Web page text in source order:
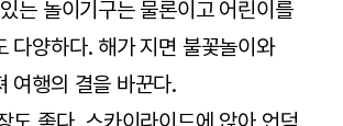
는 놀이기구는 물론이고 어린이를
다양하다. 해가 지면 불꽃놀이와
여행의 결을 바꾼다.